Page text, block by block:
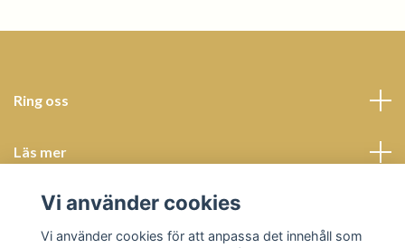
Ring oss
Läs mer
Sociala medier
Vi använder cookies
Vi använder cookies för att anpassa det innehåll som